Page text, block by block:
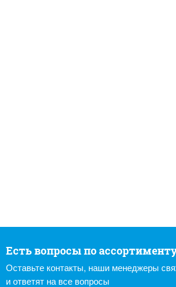
Есть вопросы по
Оставьте контакты, наши менеджеры
и ответят на все вопросы